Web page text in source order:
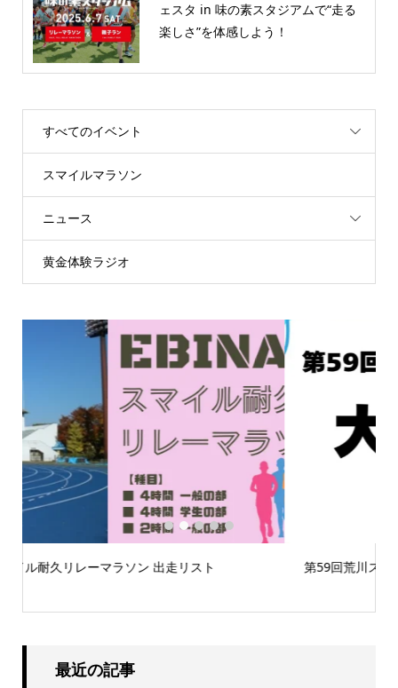
ェスタ in 味の素スタジアムで“走る
楽しさ”を体感しよう！
すべてのイベント
スマイルマラソン
ニュース
黄金体験ラジオ
第59回荒川スマイルマラソン大会案内
1 2 3 4 5
最近の記事